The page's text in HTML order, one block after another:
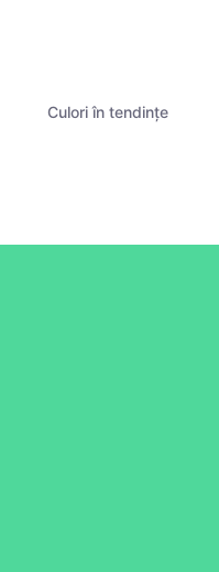
Culori în tendințe